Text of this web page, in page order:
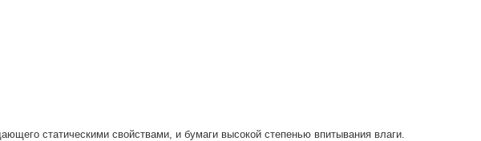
статическими свойствами, и бумаги высокой степенью впитывания влаги.